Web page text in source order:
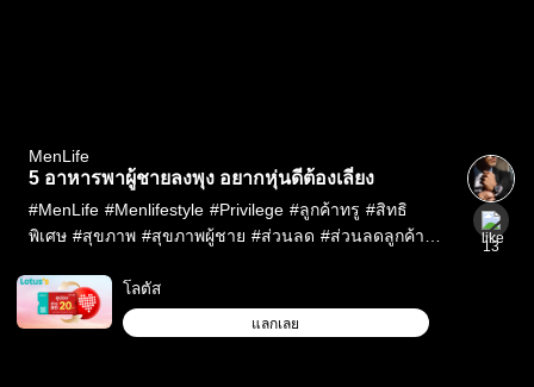
MenLife
5 อาหารพาผู้ชายลงพุง อยากหุ่นดีต้องเลี่ยง
#MenLife #Menlifestyle #Privilege #ลูกค้าทรู #สิทธิ
พิเศษ #สุขภาพ #สุขภาพผู้ชาย #ส่วนลด #ส่วนลดลูกค้า
โลตัส
แลกเลย
13